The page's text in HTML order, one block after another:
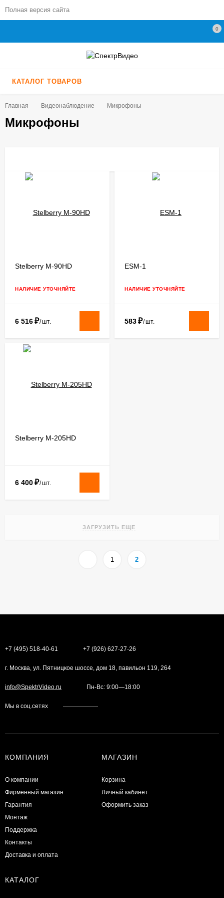
Полная версия сайта
0
КАТАЛОГ ТОВАРОВ
Главная Видеонаблюдение Микрофоны
Микрофоны
​Stelberry M-90HD
НАЛИЧИЕ УТОЧНЯЙТЕ
6 516₽/шт.
ESM-1
НАЛИЧИЕ УТОЧНЯЙТЕ
583₽/шт.
Stelberry M-205HD
6 400₽/шт.
ЗАГРУЗИТЬ ЕЩЕ
1 2
+7 (495) 518-40-61 +7 (926) 627-27-26
г. Москва, ул. Пятницкое шоссе, дом 18, павильон 119, 264
info@SpektrVideo.ru Пн-Вс: 9:00—18:00
Мы в соц.сетях
КОМПАНИЯ
О компании
Фирменный магазин
Гарантия
Монтаж
Поддержка
Контакты
Доставка и оплата
МАГАЗИН
Корзина
Личный кабинет
Оформить заказ
КАТАЛОГ